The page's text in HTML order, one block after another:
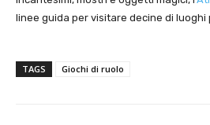
linee guida per visitare decine di luoghi
TAGS Giochi di ruolo